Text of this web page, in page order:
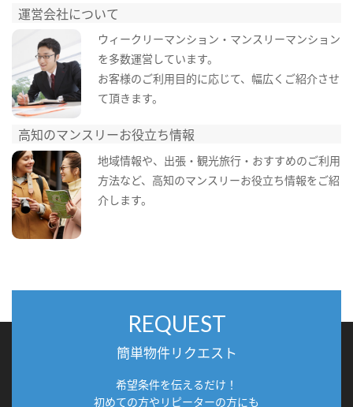
運営会社について
ウィークリーマンション・マンスリーマンション
を多数運営しています。
お客様のご利用目的に応じて、幅広くご紹介させ
て頂きます。
高知のマンスリーお役立ち情報
地域情報や、出張・観光旅行・おすすめのご利用
方法など、高知のマンスリーお役立ち情報をご紹
介します。
REQUEST
簡単物件リクエスト
希望条件を伝えるだけ！
初めての方やリピーターの方にも